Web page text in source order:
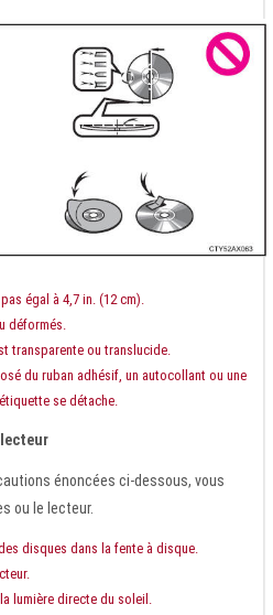
égal à 4,7 in. (12 cm).
déformés.
transparente ou translucide.
du ruban adhésif, un autocollant ou une
se détache.
énoncées ci-dessous, vous
ou le lecteur.
disques dans la fente à disque.
lumière directe du soleil.